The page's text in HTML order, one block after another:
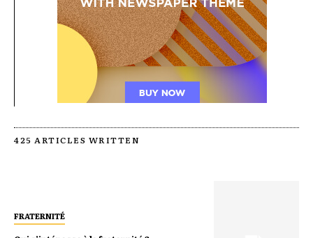
FRATERNITÉ
425 ARTICLES WRITTEN